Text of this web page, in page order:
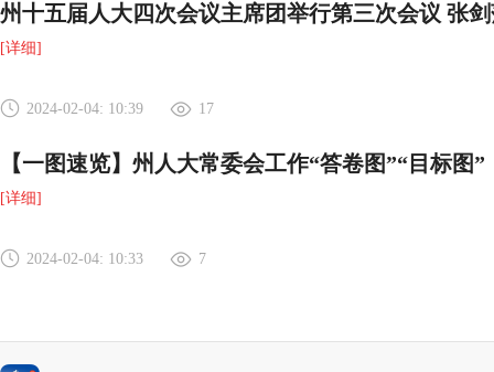
州十五届人大四次会议主席团举行第三次会议 张
[详细]
2024-02-04: 10:39 17
【一图速览】州人大常委会工作“答卷图”“目标图”
[详细]
2024-02-04: 10:33 7